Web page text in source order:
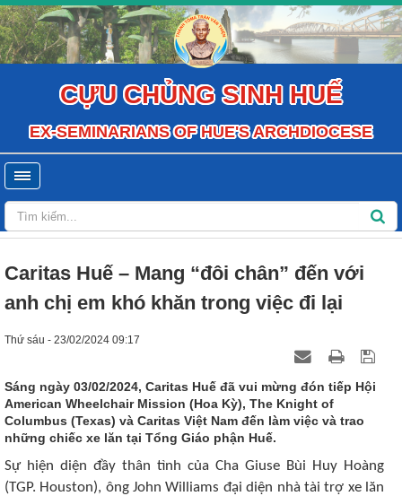
CỰU CHỦNG SINH HUẾ
EX-SEMINARIANS OF HUE'S ARCHDIOCESE
Caritas Huế – Mang “đôi chân” đến với
anh chị em khó khăn trong việc đi lại
Thứ sáu - 23/02/2024 09:17
Sáng ngày 03/02/2024, Caritas Huế đã vui mừng đón tiếp Hội
American Wheelchair Mission (Hoa Kỳ), The Knight of
Columbus (Texas) và Caritas Việt Nam đến làm việc và trao
những chiếc xe lăn tại Tổng Giáo phận Huế.
Sự hiện diện đầy thân tình của Cha Giuse Bùi Huy Hoàng
(TGP. Houston), ông John Williams đại diện nhà tài trợ xe lăn